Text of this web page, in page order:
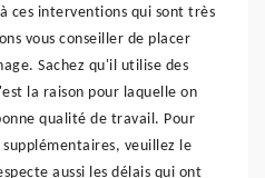
ces interventions qui sont très
vous conseiller de placer
Sachez qu'il utilise des
la raison pour laquelle on
qualité de travail. Pour
veuillez le
aussi les délais qui ont